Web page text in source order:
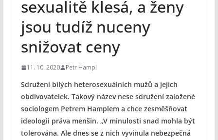
sexualitě klesá, a ženy
jsou tudíž nuceny
snižovat ceny
11. 10. 2020 Petr Hampl
Sdružení bílých heterosexuálních mužů a jejich
obdivovatelek. Takový název nese sdružení založené
sociologem Petrem Hamplem a chce zesměšňovat
ideologii práva menšin. „V minulosti snad mohla být
tolerována. Ale dnes se z nich vyvinula nebezpečná